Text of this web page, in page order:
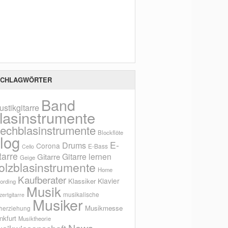
Band
Blockflöte
Cello Corona Drums E-Bass E-
Geige Gitarre Gitarre lernen
Home
Kaufberater Klassiker Klavier
Musik musikalische
Musiker Musikmesse
Musiktheorie